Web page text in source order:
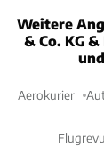
Weitere
& Co. KG
Aerokurier